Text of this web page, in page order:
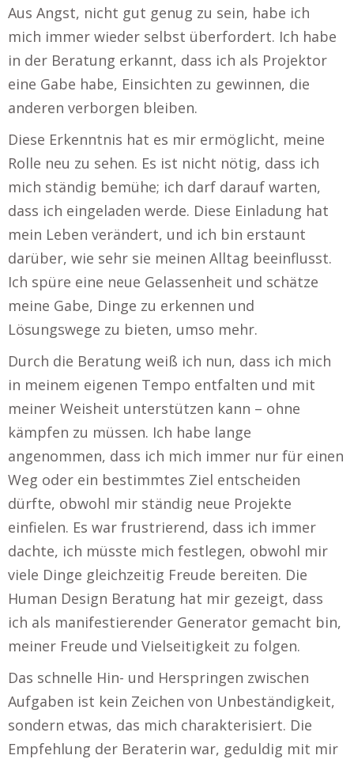
Aus Angst, nicht gut genug zu sein, habe ich
mich immer wieder selbst überfordert. Ich habe
in der Beratung erkannt, dass ich als Projektor
eine Gabe habe, Einsichten zu gewinnen, die
anderen verborgen bleiben.
Diese Erkenntnis hat es mir ermöglicht, meine
Rolle neu zu sehen. Es ist nicht nötig, dass ich
mich ständig bemühe; ich darf darauf warten,
dass ich eingeladen werde. Diese Einladung hat
mein Leben verändert, und ich bin erstaunt
darüber, wie sehr sie meinen Alltag beeinflusst.
Ich spüre eine neue Gelassenheit und schätze
meine Gabe, Dinge zu erkennen und
Lösungswege zu bieten, umso mehr.
Durch die Beratung weiß ich nun, dass ich mich
in meinem eigenen Tempo entfalten und mit
meiner Weisheit unterstützen kann – ohne
kämpfen zu müssen. Ich habe lange
angenommen, dass ich mich immer nur für einen
Weg oder ein bestimmtes Ziel entscheiden
dürfte, obwohl mir ständig neue Projekte
einfielen. Es war frustrierend, dass ich immer
dachte, ich müsste mich festlegen, obwohl mir
viele Dinge gleichzeitig Freude bereiten. Die
Human Design Beratung hat mir gezeigt, dass
ich als manifestierender Generator gemacht bin,
meiner Freude und Vielseitigkeit zu folgen.
Das schnelle Hin- und Herspringen zwischen
Aufgaben ist kein Zeichen von Unbeständigkeit,
sondern etwas, das mich charakterisiert. Die
Empfehlung der Beraterin war, geduldig mit mir